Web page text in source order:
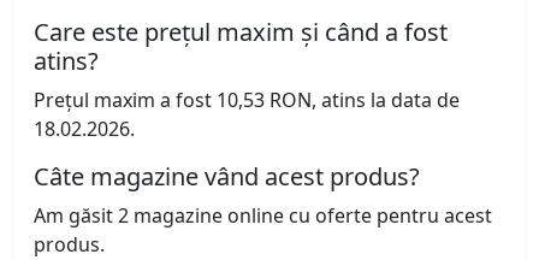
Care este prețul maxim și când a fost
atins?
Prețul maxim a fost 10,53 RON, atins la data de
18.02.2026.
Câte magazine vând acest produs?
Am găsit 2 magazine online cu oferte pentru acest
produs.